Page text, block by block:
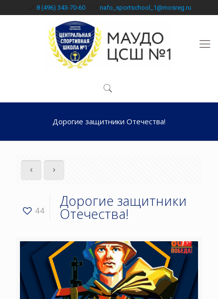
8 (496) 343-70-60 nafo_sportschool_1@mosreg.ru
Дорогие защитники Отечества!
44
Дорогие защитники
Отечества!